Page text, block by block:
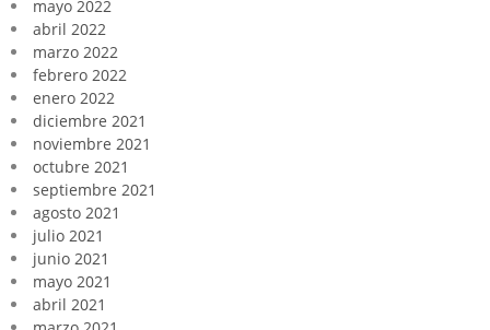
mayo 2022
abril 2022
marzo 2022
febrero 2022
enero 2022
diciembre 2021
noviembre 2021
octubre 2021
septiembre 2021
agosto 2021
julio 2021
junio 2021
mayo 2021
abril 2021